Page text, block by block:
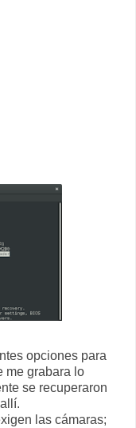
opciones para
me grabara lo
se recuperaron
las cámaras;